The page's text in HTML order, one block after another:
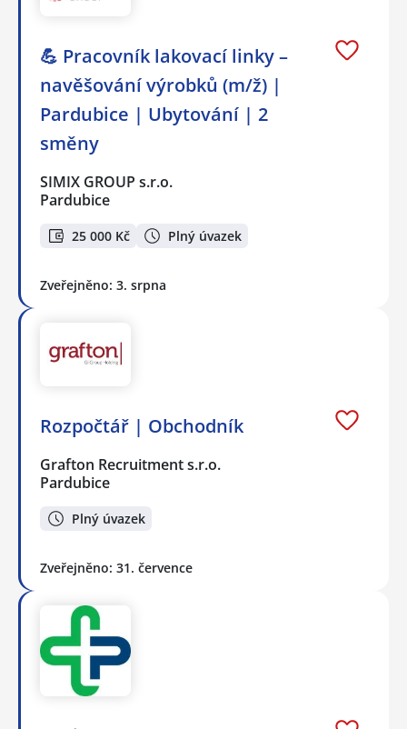
💪 Pracovník lakovací linky –
navěšování výrobků (m/ž) |
Pardubice | Ubytování | 2
směny
SIMIX GROUP s.r.o.
Pardubice
25 000 Kč Plný úvazek
Zveřejněno: 3. srpna
Rozpočtář | Obchodník
Grafton Recruitment s.r.o.
Pardubice
Plný úvazek
Zveřejněno: 31. července